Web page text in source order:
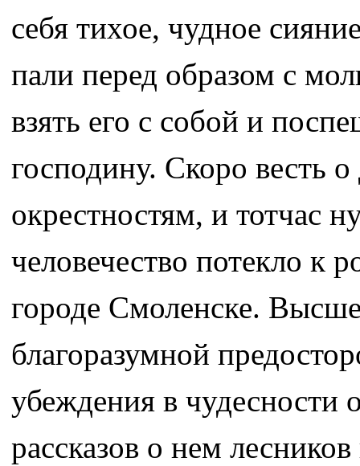
себя тихое, чудное
пали перед образом с
взять его с собой и
господину. Скоро весть
окрестностям, и тотчас
человечество потекло к
городе Смоленске.
благоразумной
убеждения в чудесности
рассказов о нем